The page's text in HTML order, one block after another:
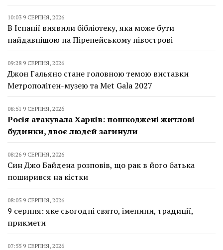
10:03 9 СЕРПНЯ, 2026
В Іспанії виявили бібліотеку, яка може бути
найдавнішою на Піренейському півострові
09:28 9 СЕРПНЯ, 2026
Джон Гальяно стане головною темою виставки
Метрополітен-музею та Met Gala 2027
08:51 9 СЕРПНЯ, 2026
Росія атакувала Харків: пошкоджені житлові
будинки, двоє людей загинули
08:26 9 СЕРПНЯ, 2026
Син Джо Байдена розповів, що рак в його батька
поширився на кістки
08:05 9 СЕРПНЯ, 2026
9 серпня: яке сьогодні свято, іменини, традиції,
прикмети
07:55 9 СЕРПНЯ, 2026